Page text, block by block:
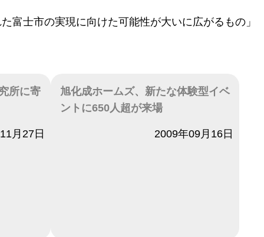
富士市の実現に向けた可能性が大いに広がるもの」
所に寄
月27日
旭化成ホームズ、新たな体験型イベ
ントに650人超が来場
2009年09月16日